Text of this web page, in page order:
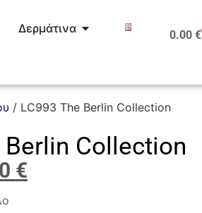
Δερμάτινα
0.00 €
/ LC993 The Berlin Collection
Berlin Collection
€